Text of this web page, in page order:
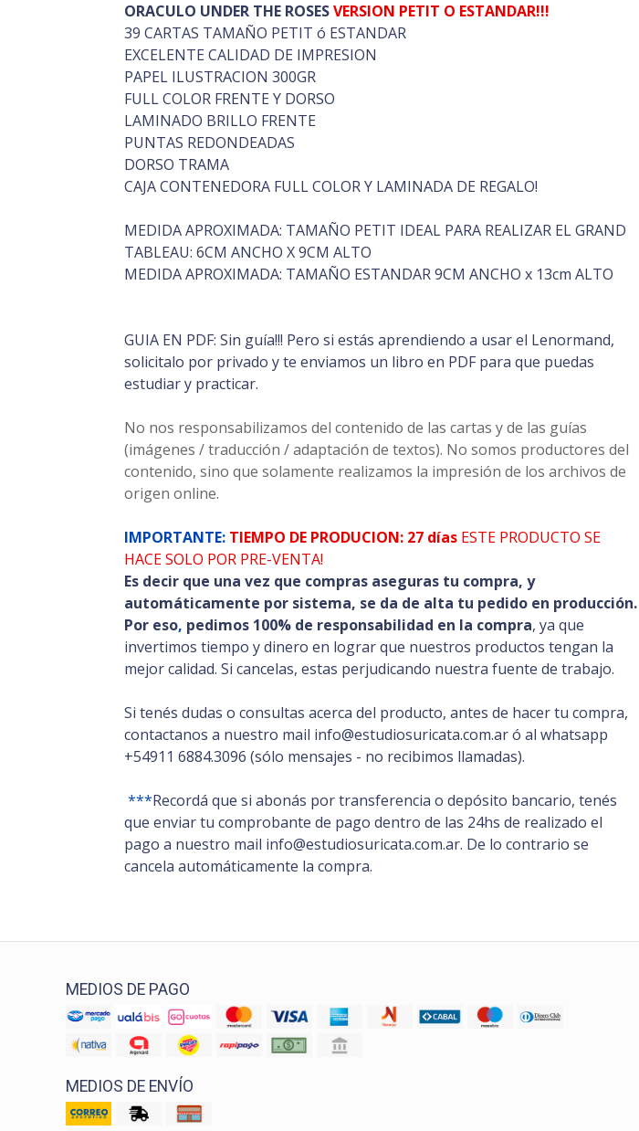
ORACULO UNDER THE ROSESVERSION PETIT O ESTANDAR!!!
39 CARTAS TAMAÑO PETIT ó ESTANDAR
EXCELENTE CALIDAD DE IMPRESION
PAPEL ILUSTRACION 300GR
FULL COLOR FRENTE Y DORSO
LAMINADO BRILLO FRENTE
PUNTAS REDONDEADAS
DORSO TRAMA
CAJA CONTENEDORA FULL COLOR Y LAMINADA DE REGALO!
MEDIDA APROXIMADA: TAMAÑO PETIT IDEAL PARA REALIZAR EL GRAND
TABLEAU: 6CM ANCHO X 9CM ALTO
MEDIDA APROXIMADA: TAMAÑO ESTANDAR 9CM ANCHO x 13cm ALTO
GUIA EN PDF: Sin guía!!! Pero si estás aprendiendo a usar el Lenormand,
solicitalo por privado y te enviamos un libro en PDF para que puedas
estudiar y practicar.
No nos responsabilizamos del contenido de las cartas y de las guías
(imágenes / traducción / adaptación de textos). No somos productores del
contenido, sino que solamente realizamos la impresión de los archivos de
origen online.
IMPORTANTE: TIEMPO DE PRODUCION: 27 días ESTE PRODUCTO SE
HACE SOLO POR PRE-VENTA!
Es decir que una vez que compras aseguras tu compra, y
automáticamente por sistema, se da de alta tu pedido en producción.
Por eso, pedimos 100% de responsabilidad en la compra, ya que
invertimos tiempo y dinero en lograr que nuestros productos tengan la
mejor calidad. Si cancelas, estas perjudicando nuestra fuente de trabajo.
Si tenés dudas o consultas acerca del producto, antes de hacer tu compra,
contactanos a nuestro mail info@estudiosuricata.com.ar ó al whatsapp
+54911 6884.3096 (sólo mensajes - no recibimos llamadas).
***Recordá que si abonás por transferencia o depósito bancario, tenés
que enviar tu comprobante de pago dentro de las 24hs de realizado el
pago a nuestro mail info@estudiosuricata.com.ar. De lo contrario se
cancela automáticamente la compra.
MEDIOS DE PAGO
MEDIOS DE ENVÍO